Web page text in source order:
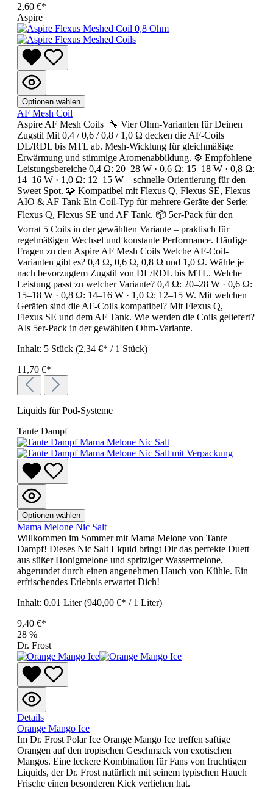
2,60 €*
Aspire
Optionen wählen
AF Mesh Coil
Aspire AF Mesh Coils 🔧 Vier Ohm-Varianten für Deinen
Zugstil Mit 0,4 / 0,6 / 0,8 / 1,0 Ω decken die AF-Coils
DL/RDL bis MTL ab. Mesh-Wicklung für gleichmäßige
Erwärmung und stimmige Aromenabbildung. ⚙️ Empfohlene
Leistungsbereiche 0,4 Ω: 20–28 W · 0,6 Ω: 15–18 W · 0,8 Ω:
14–16 W · 1,0 Ω: 12–15 W – schnelle Orientierung für den
Sweet Spot. 🧩 Kompatibel mit Flexus Q, Flexus SE, Flexus
AIO & AF Tank Ein Coil-Typ für mehrere Geräte der Serie:
Flexus Q, Flexus SE und AF Tank. 📦 5er-Pack für den
Vorrat 5 Coils in der gewählten Variante – praktisch für
regelmäßigen Wechsel und konstante Performance. Häufige
Fragen zu den Aspire AF Mesh Coils Welche AF-Coil-
Varianten gibt es? 0,4 Ω, 0,6 Ω, 0,8 Ω und 1,0 Ω. Wähle je
nach bevorzugtem Zugstil von DL/RDL bis MTL. Welche
Leistung passt zu welcher Variante? 0,4 Ω: 20–28 W · 0,6 Ω:
15–18 W · 0,8 Ω: 14–16 W · 1,0 Ω: 12–15 W. Mit welchen
Geräten sind die AF-Coils kompatibel? Mit Flexus Q,
Flexus SE und dem AF Tank. Wie werden die Coils geliefert?
Als 5er-Pack in der gewählten Ohm-Variante.
Inhalt: 5 Stück (2,34 €* / 1 Stück)
11,70 €*
Liquids für Pod-Systeme
Tante Dampf
Optionen wählen
Mama Melone Nic Salt
Willkommen im Sommer mit Mama Melone von Tante
Dampf! Dieses Nic Salt Liquid bringt Dir das perfekte Duett
aus süßer Honigmelone und spritziger Wassermelone,
abgerundet durch einen angenehmen Hauch von Kühle. Ein
erfrischendes Erlebnis erwartet Dich!
Inhalt: 0.01 Liter(940,00 €* / 1 Liter)
9,40 €*
28 %
Dr. Frost
Details
Orange Mango Ice
Im Dr. Frost Polar Ice Orange Mango Ice treffen saftige
Orangen auf den tropischen Geschmack von exotischen
Mangos. Eine leckere Kombination für Fans von fruchtigen
Liquids, der Dr. Frost natürlich mit seinem typischen Hauch
Frische einen besonderen Kick verliehen hat.